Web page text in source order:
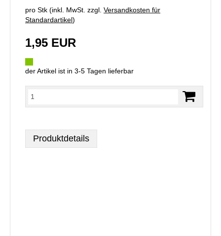
pro Stk (inkl. MwSt. zzgl. Versandkosten für
Standardartikel)
1,95 EUR
der Artikel ist in 3-5 Tagen lieferbar
Produktdetails